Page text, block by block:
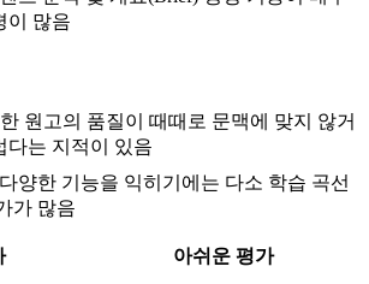
이 많음
원고의 품질이 때때로 문맥에 맞지 않거
다는 지적이 있음
양한 기능을 익히기에는 다소 학습 곡선
가 많음
아쉬운 평가